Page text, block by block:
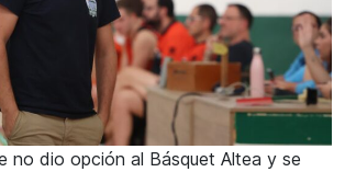
no dio opción al Básquet Altea y se